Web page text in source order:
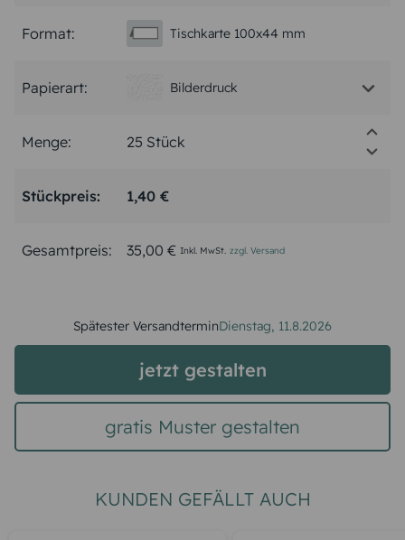
Format: Tischkarte 100x44 mm
Papierart: Bilderdruck
Menge:
Stückpreis: 1,40 €
Gesamtpreis: 35,00 € Inkl. MwSt. zzgl. Versand
Spätester VersandterminDienstag, 11.8.2026
jetzt gestalten
gratis Muster gestalten
KUNDEN GEFÄLLT AUCH